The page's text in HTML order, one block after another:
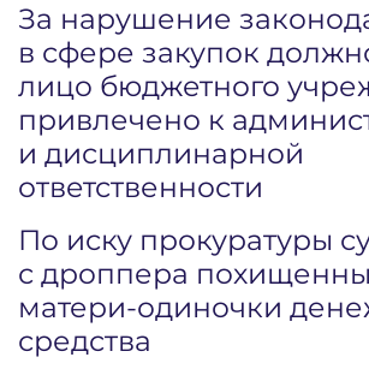
За нарушение
в сфере закупок
лицо бюджетного
привлечено к
и дисциплинарной
ответственности
По иску прокуратуры
с дроппера
матери-одиночки
средства